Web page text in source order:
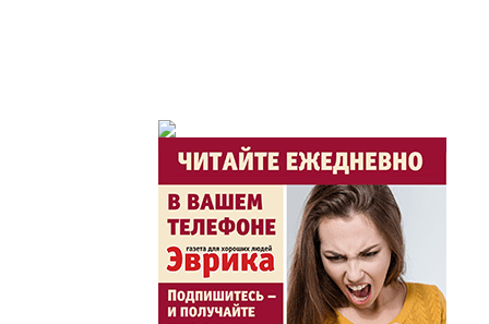
Час акима / Әкім
Розыгрыши призов